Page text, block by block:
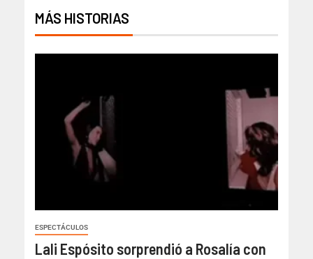
MÁS HISTORIAS
ESPECTÁCULOS
Lali Espósito sorprendió a Rosalía con